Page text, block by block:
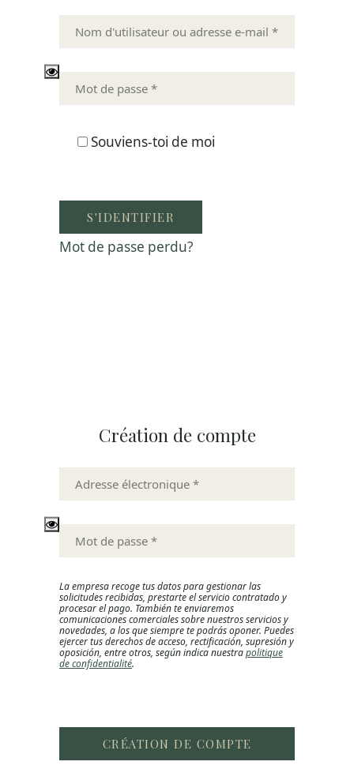
Souviens-toi de moi
S'IDENTIFIER
Mot de passe perdu?
Création de compte
La empresa recoge tus datos para gestionar las
solicitudes recibidas, prestarte el servicio contratado y
procesar el pago. También te enviaremos
comunicaciones comerciales sobre nuestros servicios y
novedades, a los que siempre te podrás oponer. Puedes
ejercer tus derechos de acceso, rectificación, supresión y
oposición, entre otros, según indica nuestrapolitique
de confidentialité.
CRÉATION DE COMPTE